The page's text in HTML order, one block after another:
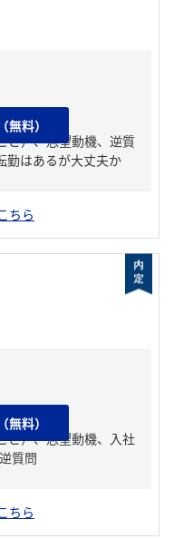
と）、志望動機、逆質
勤はあるが大丈夫か
料）
ちら
と）、志望動機、入社
質問
料）
ちら